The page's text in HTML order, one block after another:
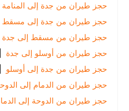
حجز طيران من جدة إلى المنامة |
حجز طيران من جدة إلى مسقط |
حجز طيران من مسقط إلى جدة
حجز طيران من أوسلو إلى جدة
حجز طيران من جدة إلى أوسلو
|
حجز طيران من الدمام إلى الدوحة |
حجز طيران من الدوحة إلى الدمام
|